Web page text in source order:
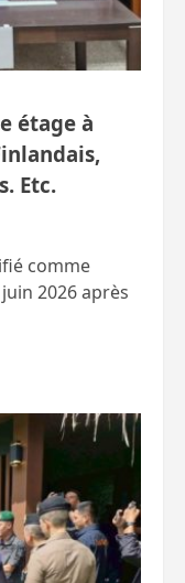
étage à
Etc.
comme
2026 après